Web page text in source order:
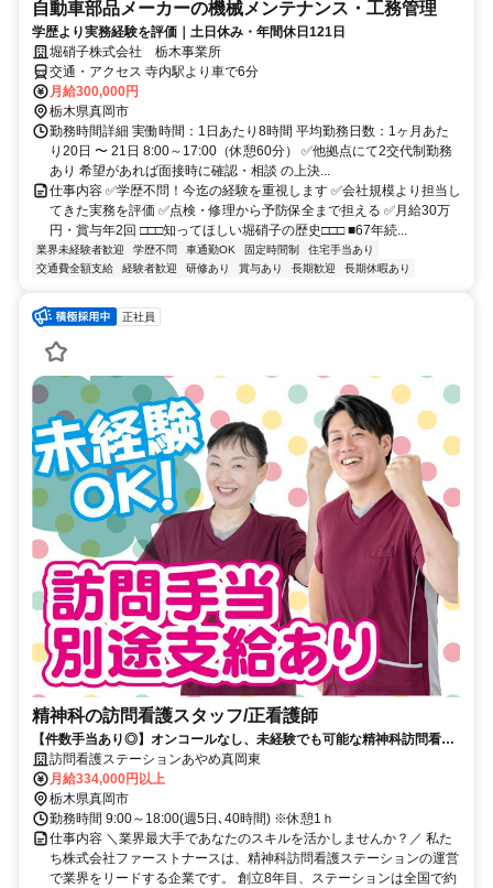
自動車部品メーカーの機械メンテナンス・工務管理
学歴より実務経験を評価｜土日休み・年間休日121日
堀硝子株式会社 栃木事業所
交通・アクセス 寺内駅より車で6分
月給300,000円
栃木県真岡市
勤務時間詳細 実働時間：1日あたり8時間 平均勤務日数：1ヶ月あた
り20日 〜 21日 8:00～17:00（休憩60分） ✅他拠点にて2交代制勤務
あり 希望があれば面接時に確認・相談 の上決...
仕事内容 ✅学歴不問！今迄の経験を重視します ✅会社規模より担当し
てきた実務を評価 ✅点検・修理から予防保全まで担える ✅月給30万
円・賞与年2回 □□□知ってほしい堀硝子の歴史□□□ ■67年続...
業界未経験者歓迎 学歴不問 車通勤OK 固定時間制
住宅手当あり
交通費全額支給
経験者歓迎 研修あり 賞与あり 長期歓迎 長期休暇あり
正社員
精神科の訪問看護スタッフ/正看護師
【件数手当あり◎】オンコールなし、未経験でも可能な精神科訪問看護
ステーション。正看護師募集
訪問看護ステーションあやめ真岡東
月給334,000円以上
栃木県真岡市
勤務時間 9:00～18:00(週5日､40時間) ※休憩1ｈ
仕事内容 ＼業界最大手であなたのスキルを活かしませんか？／ 私た
ち株式会社ファーストナースは、精神科訪問看護ステーションの運営
で業界をリードする企業です。 創立8年目、ステーションは全国で約